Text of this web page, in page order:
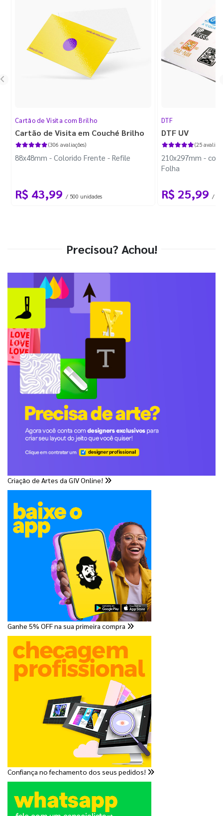
Cartão de Visita com Brilho
Cartão de Visita em Couché Brilho
(306 avaliações)
88x48mm - Colorido Frente - Refile
R$ 43,99 / 500 unidades
DTF
DTF UV
(25
210x297mm -
Folha
R$ 25,99 / 1
Precisou? Achou!
Criação de Artes da GIV Online!
Ganhe 5% OFF na sua primeira compra
Confiança no fechamento dos seus pedidos!